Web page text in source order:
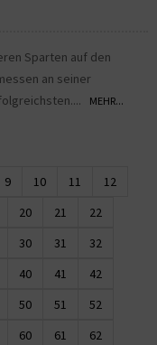
Sparten auf den
an seiner
MEHR...
9 10 11
12
20 21
22
30 31
32
40 41
42
50 51
52
60 61
62